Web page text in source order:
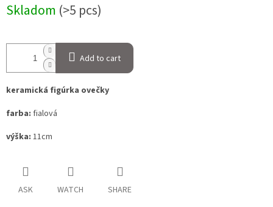
price:
Skladom (>5 pcs)
Add to cart
keramická figúrka ovečky
farba: fialová
výška: 11cm
ASK WATCH SHARE